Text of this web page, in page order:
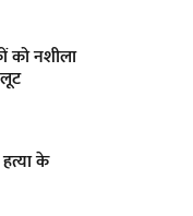
को नशीला
हत्या के